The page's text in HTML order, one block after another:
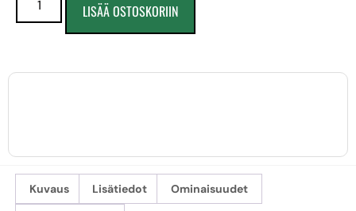
LISÄÄ OSTOSKORIIN
Kuvaus Lisätiedot Ominaisuudet